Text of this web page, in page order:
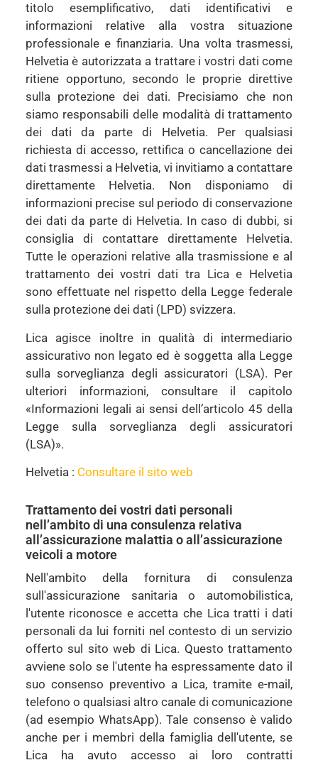
titolo esemplificativo, dati identificativi e
informazioni relative alla vostra situazione
professionale e finanziaria. Una volta trasmessi,
Helvetia è autorizzata a trattare i vostri dati come
ritiene opportuno, secondo le proprie direttive
sulla protezione dei dati. Precisiamo che non
siamo responsabili delle modalità di trattamento
dei dati da parte di Helvetia. Per qualsiasi
richiesta di accesso, rettifica o cancellazione dei
dati trasmessi a Helvetia, vi invitiamo a contattare
direttamente Helvetia. Non disponiamo di
informazioni precise sul periodo di conservazione
dei dati da parte di Helvetia. In caso di dubbi, si
consiglia di contattare direttamente Helvetia.
Tutte le operazioni relative alla trasmissione e al
trattamento dei vostri dati tra Lica e Helvetia
sono effettuate nel rispetto della Legge federale
sulla protezione dei dati (LPD) svizzera.
Lica agisce inoltre in qualità di intermediario
assicurativo non legato ed è soggetta alla Legge
sulla sorveglianza degli assicuratori (LSA). Per
ulteriori informazioni, consultare il capitolo
«Informazioni legali ai sensi dell’articolo 45 della
Legge sulla sorveglianza degli assicuratori
(LSA)».
Helvetia : Consultare il sito web
Trattamento dei vostri dati personali
nell’ambito di una consulenza relativa
all’assicurazione malattia o all’assicurazione
veicoli a motore
Nell'ambito della fornitura di consulenza
sull'assicurazione sanitaria o automobilistica,
l'utente riconosce e accetta che Lica tratti i dati
personali da lui forniti nel contesto di un servizio
offerto sul sito web di Lica. Questo trattamento
avviene solo se l'utente ha espressamente dato il
suo consenso preventivo a Lica, tramite e-mail,
telefono o qualsiasi altro canale di comunicazione
(ad esempio WhatsApp). Tale consenso è valido
anche per i membri della famiglia dell'utente, se
Lica ha avuto accesso ai loro contratti